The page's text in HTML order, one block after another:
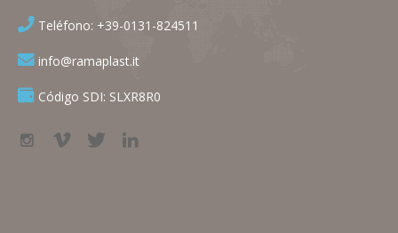
Teléfono: +39-0131-824511
info@ramaplast.it
Código SDI: SLXR8R0